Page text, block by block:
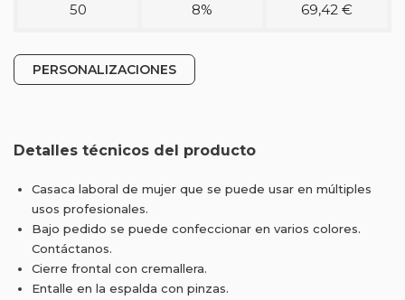
50 8% 69,42 €
PERSONALIZACIONES
Detalles técnicos del producto
Casaca laboral de mujer que se puede usar en múltiples
usos profesionales.
Bajo pedido se puede confeccionar en varios colores.
Contáctanos.
Cierre frontal con cremallera.
Entalle en la espalda con pinzas.